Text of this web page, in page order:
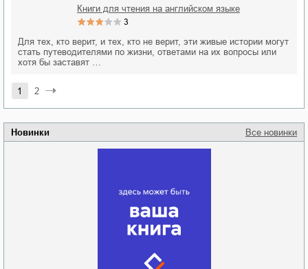
Новинки Все новинки
книги для чтения на английском языке
3
Для тех, кто верит, и тех, кто не верит, эти живые истории могут
стать путеводителями по жизни, ответами на их вопросы или
хотя бы заставят …
1 2